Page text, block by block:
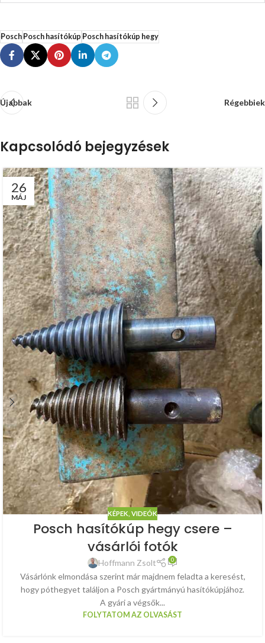
PoschPosch hasítókúp Posch hasítókúp hegy
Újabbak Régebbiek
Kapcsolódó bejegyzések
26
MÁJ
KÉPEK, VIDEÓK
Posch hasítókúp hegy csere –
vásárlói fotók
Hoffmann Zsolt 0
Vásárlónk elmondása szerint már majdnem feladta a keresést,
hogy póthegyet találjon a Posch gyártmányú hasítókúpjához.
A gyári a végsők...
FOLYTATOM AZ OLVASÁST